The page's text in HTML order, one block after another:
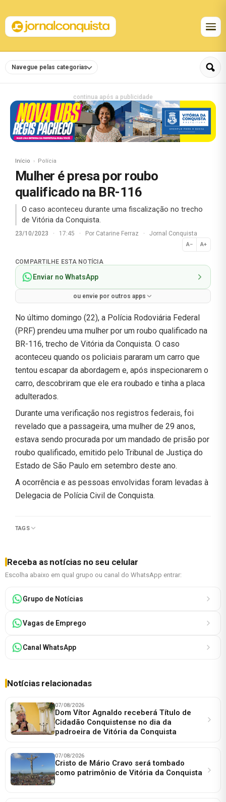
Navegue pelas categorias
continua após a publicidade
Início Polícia
Mulher é presa por roubo
qualificado na BR-116
O caso aconteceu durante uma fiscalização no trecho
de Vitória da Conquista.
23/10/2023 · 17:45 · Por Catarine Ferraz · Jornal Conquista
A− A+
Normal
COMPARTILHE ESTA NOTÍCIA
Enviar no WhatsApp
ou envie por outros apps
No último domingo (22), a Polícia Rodoviária Federal
(PRF) prendeu uma mulher por um roubo qualificado na
BR-116, trecho de Vitória da Conquista. O caso
aconteceu quando os policiais pararam um carro que
tentou escapar da abordagem e, após inspecionarem o
carro, descobriram que ele era roubado e tinha a placa
adulterados.
Durante uma verificação nos registros federais, foi
revelado que a passageira, uma mulher de 29 anos,
estava sendo procurada por um mandado de prisão por
roubo qualificado, emitido pelo Tribunal de Justiça do
Estado de São Paulo em setembro deste ano.
A ocorrência e as pessoas envolvidas foram levadas à
Delegacia de Polícia Civil de Conquista.
TAGS
Receba as notícias no seu celular
Escolha abaixo em qual grupo ou canal do WhatsApp entrar:
Grupo de Notícias
Vagas de Emprego
Canal WhatsApp
Notícias relacionadas
07/08/2026
Dom Vítor Agnaldo receberá Título de
Cidadão Conquistense no dia da
padroeira de Vitória da Conquista
07/08/2026
Cristo de Mário Cravo será tombado
como patrimônio de Vitória da Conquista